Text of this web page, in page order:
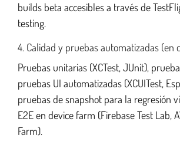
builds beta accesibles a través de
testing.
4. Calidad y pruebas automatizadas (en
Pruebas unitarias (XCTest, JUnit),
pruebas UI automatizadas (XCUITest,
pruebas de snapshot para la regresión
E2E en device farm (Firebase Test Lab,
Farm).